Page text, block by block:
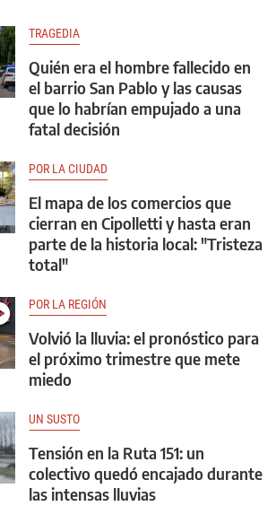
TRAGEDIA
Quién era el hombre fallecido en
el barrio San Pablo y las causas
que lo habrían empujado a una
fatal decisión
POR LA CIUDAD
El mapa de los comercios que
cierran en Cipolletti y hasta eran
parte de la historia local: "Tristeza
total"
POR LA REGIÓN
Volvió la lluvia: el pronóstico para
el próximo trimestre que mete
miedo
UN SUSTO
Tensión en la Ruta 151: un
colectivo quedó encajado durante
las intensas lluvias